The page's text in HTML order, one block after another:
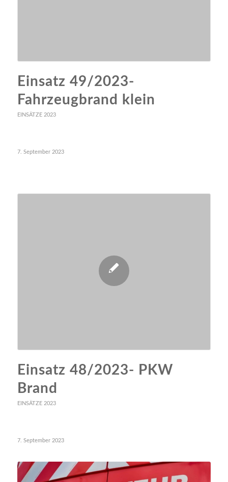
Einsatz 49/2023-
Fahrzeugbrand klein
EINSÄTZE 2023
7. September 2023
Einsatz 48/2023- PKW
Brand
EINSÄTZE 2023
7. September 2023